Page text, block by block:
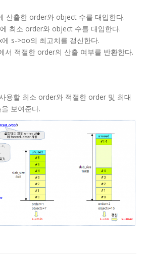
산출한 order와 object 수를 대입한다.
최소 order와 object 수를 대입한다.
s->oo의 최고치를 갱신한다.
서 적절한 order의 산출 여부를 반환한다.
용할 최소 order와 적절한 order 및 최대
보여준다.